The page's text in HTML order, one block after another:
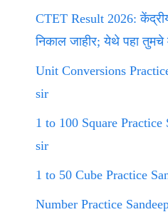
CTET Result 2026: केंद्रीय
निकाल जाहीर; येथे पहा तुमचे
Unit Conversions
sir
1 to 100 Square Practice
sir
1 to 50 Cube Practice
Number Practice